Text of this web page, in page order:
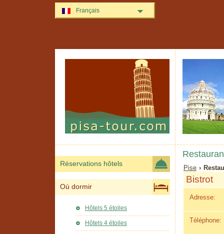
Pise ›
Bistrot
Adresse:
Téléphone:
Réservations hôtels
Où dormir
Hôtels 5 étoiles
Hôtels 4 étoiles
Français